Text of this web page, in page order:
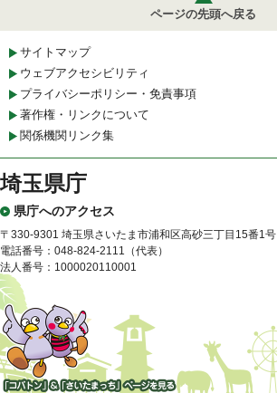
ページの先頭へ戻る
サイトマップ
ウェブアクセシビリティ
プライバシーポリシー・免責事項
著作権・リンクについて
関係機関リンク集
埼玉県庁
県庁へのアクセス
〒330-9301 埼玉県さいたま市浦和区高砂三丁目15番1号
電話番号：048-824-2111（代表）
法人番号：1000020110001
「コバトン」&「さいたまっ